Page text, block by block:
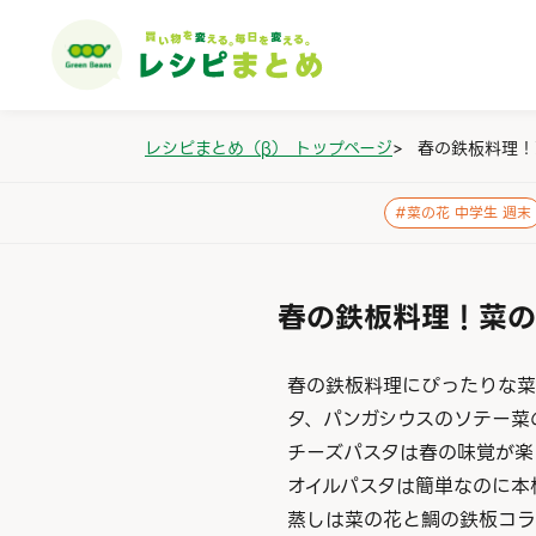
レシピまとめ（β） トップページ> 春の鉄板料理
#菜の花 中学生 週末
春の鉄板料理！菜
春の鉄板料理にぴったりな
タ、パンガシウスのソテー
チーズパスタは春の味覚が
オイルパスタは簡単なのに
蒸しは菜の花と鯛の鉄板コ